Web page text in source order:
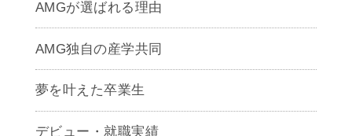
AMGが選ばれる理由
AMG独自の産学共同
夢を叶えた卒業生
デビュー・就職実績